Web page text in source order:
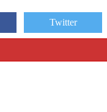
Twitter